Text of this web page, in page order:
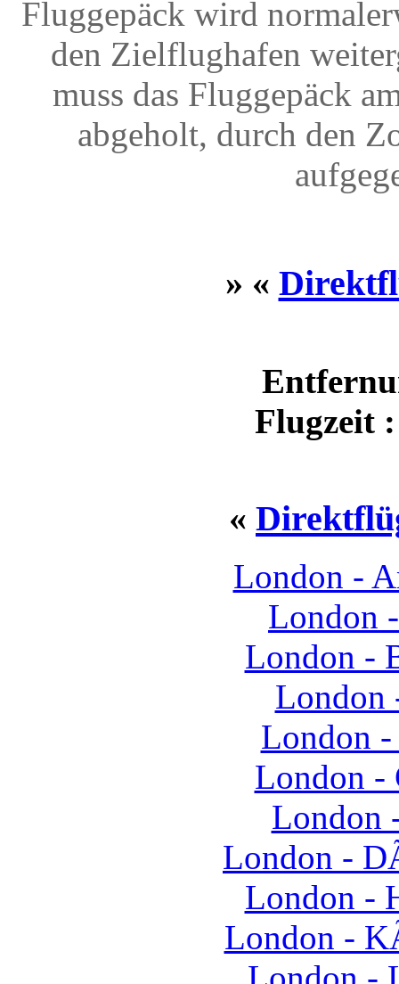
Fluggepäck wird
den Zielflughafen
muss das Fluggepäck
abgeholt, durch den
» «
Flugzeit
«
London -
London
London -
London
London
London -
London
London -
London -
London -